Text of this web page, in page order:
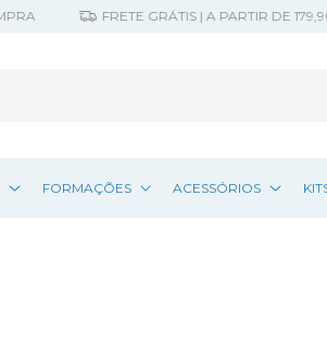
FRETE GRÁTIS | A PARTIR DE 179,90
FORMAÇÕES ACESSÓRIOS